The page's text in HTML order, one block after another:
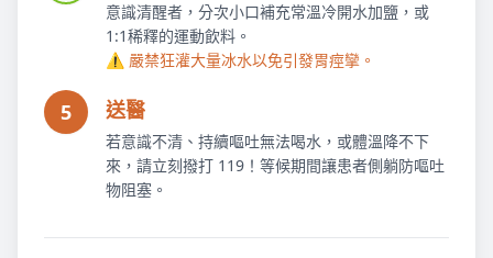
意識清醒者，分次小口補充常溫冷開水加鹽，或
1:1稀釋的運動飲料。
⚠️ 嚴禁狂灌大量冰水以免引發胃痙攣。
5 送醫
若意識不清、持續嘔吐無法喝水，或體溫降不下
來，請立刻撥打 119！等候期間讓患者側躺防嘔吐
物阻塞。